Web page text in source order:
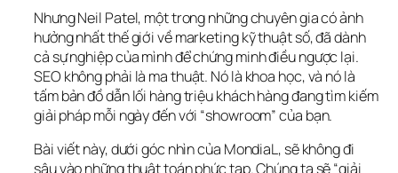
Nhưng Neil Patel, một trong những chuyên gia có ảnh
hưởng nhất thế giới về marketing kỹ thuật số, đã dành
cả sự nghiệp của mình để chứng minh điều ngược lại.
SEO không phải là ma thuật. Nó là khoa học, và nó là
tấm bản đồ dẫn lối hàng triệu khách hàng đang tìm kiếm
giải pháp mỗi ngày đến với “showroom” của bạn.
Bài viết này, dưới góc nhìn của MondiaL, sẽ không đi
sâu vào những thuật toán phức tạp. Chúng ta sẽ “giải